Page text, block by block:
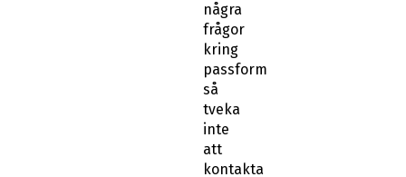
kring
passform
så
tveka
inte
att
kontakta
vår
kundtjänst.